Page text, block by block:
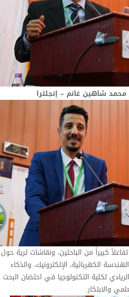
شاهين غانم – إنجلترا
كبيراً من الباحثين، ونقاشات ثرية حول
الكهربائية، الإلكترونيك، والذكاء
لكلية التكنولوجيا في احتضان البحث
والابتكار.